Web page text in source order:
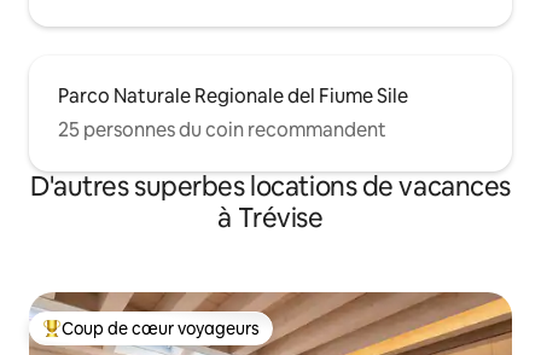
Parco Naturale Regionale del Fiume Sile
25 personnes du coin recommandent
D'autres superbes locations de vacances
à Trévise
Coup de cœur voyageurs parmi les plus aimés
Coup de cœur voyageurs